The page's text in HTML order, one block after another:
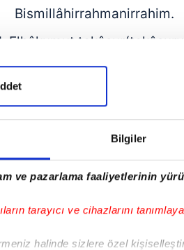
Bilgiler
ve pazarlama faaliyetlerinin
tarayıcı ve cihazlarını
halinde sizlere özel
Bismillâhirrahmanirrahim.
Elhâkumut
zurtumul
sevfe
kellâ sevfe
6. Le teravunnel